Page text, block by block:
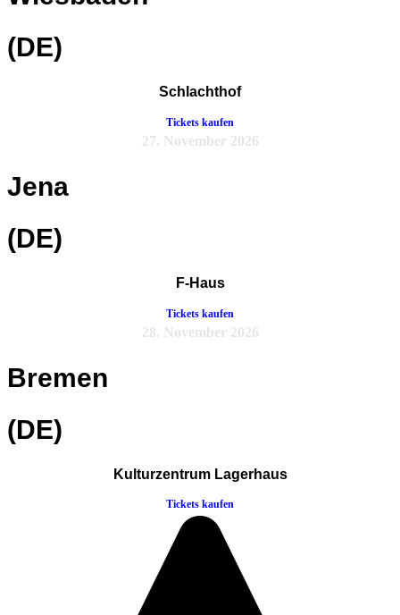
(DE)
Schlachthof
Tickets kaufen
27. November 2026
Jena
(DE)
F-Haus
Tickets kaufen
28. November 2026
Bremen
(DE)
Kulturzentrum Lagerhaus
Tickets kaufen